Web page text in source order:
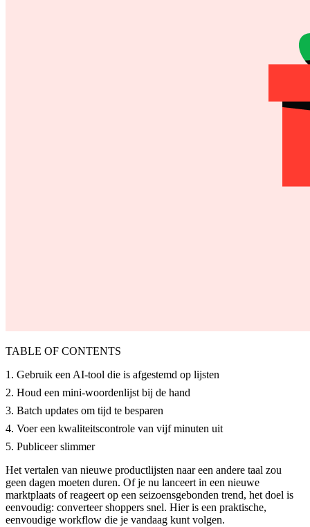
TABLE OF CONTENTS
1. Gebruik een AI-tool die is afgestemd op lijsten
2. Houd een mini-woordenlijst bij de hand
3. Batch updates om tijd te besparen
4. Voer een kwaliteitscontrole van vijf minuten uit
5. Publiceer slimmer
Het vertalen van nieuwe productlijsten naar een andere taal zou
geen dagen moeten duren. Of je nu lanceert in een nieuwe
marktplaats of reageert op een seizoensgebonden trend, het doel is
eenvoudig: converteer shoppers snel. Hier is een praktische,
eenvoudige workflow die je vandaag kunt volgen.